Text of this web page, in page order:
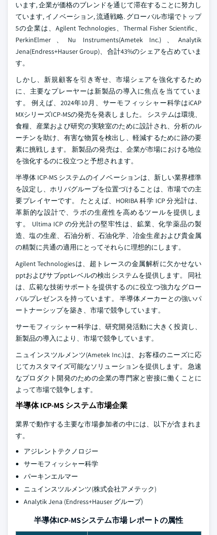
います, 企業が価格のブレンドを通じて滞在することに努力し
ています, イノベーション, 流通戦略. グローバル市場でトップ
5の企業は、Agilent Technologies、Thermal Fisher Scientific、
PerkinElmer、Nu Instruments(Ametek Inc.)、Analytik
Jena(Endress+Hauser Group)、合計43%のシェアを占めていま
す。
しかし、新規顧客を引き寄せ、市場シェアを強化するため
に、主要なプレーヤーは新製品の導入に焦点を当てていま
す。 例えば、2024年10月、サーモフィッシャー科学はiCAP
MXシリーズICP-MSの発売を発表しました。 システムは環境、
食糧、産業および研究の実験室のために設計され、分析のル
ーチンを助け、有害な物質を検出し、軽減するために跡の要
素に挑戦します。 新製品の発売は、企業が市場における地位
を強化するのに役立つと予想されます。
半導体 ICP-MS システムのイノベーションは、新しい業界標準
を設定し、ホリバグループを位置づけることは、市場での主
要プレイヤーです。 たとえば、HORIBA 科学 ICP 分光計は、
革新的な設計で、ラボの生産性を高めるツールを提供しま
す。 Ultima ICP の分光計の堅牢性は、鉱業、化学薬品の製
造、塩の生産、石油分析、石油化学、冶金生産および貴金属
の精製に共通の適用にとってそれらに理想的にします。
Agilent Technologiesは、超トレースの金属解析に欠かせない
pptおよびサブpptレベルの検出システムを提供します。 同社
は、広範な技術サポートを提供するのに役立つ強力なグロー
バルプレゼンスを持っています。 半導体メーカーとの強いパ
ートナーシップを築き、市場で競争しています。
サーモフィッシャー科学は、研究開発活動に大きく投資し、
新製品の導入により、市場で競争しています。
ニュインスツルメンツ(Ametek Inc.)は、お客様のニーズに応
じてカスタマイズ可能なソリューションを提供します。 急速
なプロダクト開発のための企業の専門家と密接に働くことに
よって市場で競争します。
半導体 ICP-MS システム市場企業
業界で動作する主要な市場参加者の中には、以下が含まれま
す。
アジレントテクノロジー
サーモフィッシャー科学
パーキンエルマー
ニュインスツルメンツ(株式会社アメテック)
Analytik Jena (Endress+Hauser グループ)
半導体ICP-MSシステム市場 レポートの属性